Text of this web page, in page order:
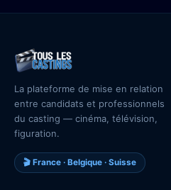
La plateforme de mise en relation
entre candidats et professionnels
du casting — cinéma, télévision,
figuration.
🎬 France · Belgique · Suisse